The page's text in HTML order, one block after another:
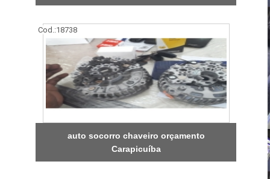
Cod.:18738
auto socorro chaveiro orçamento
Carapicuíba